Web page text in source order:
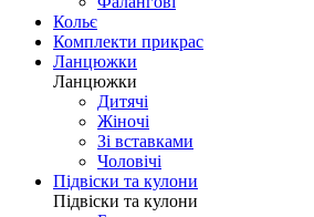
Кольє
Комплекти прикрас
Ланцюжки
Ланцюжки
Дитячі
Жіночі
Зі вставками
Чоловічі
Підвіски та кулони
Підвіски та кулони